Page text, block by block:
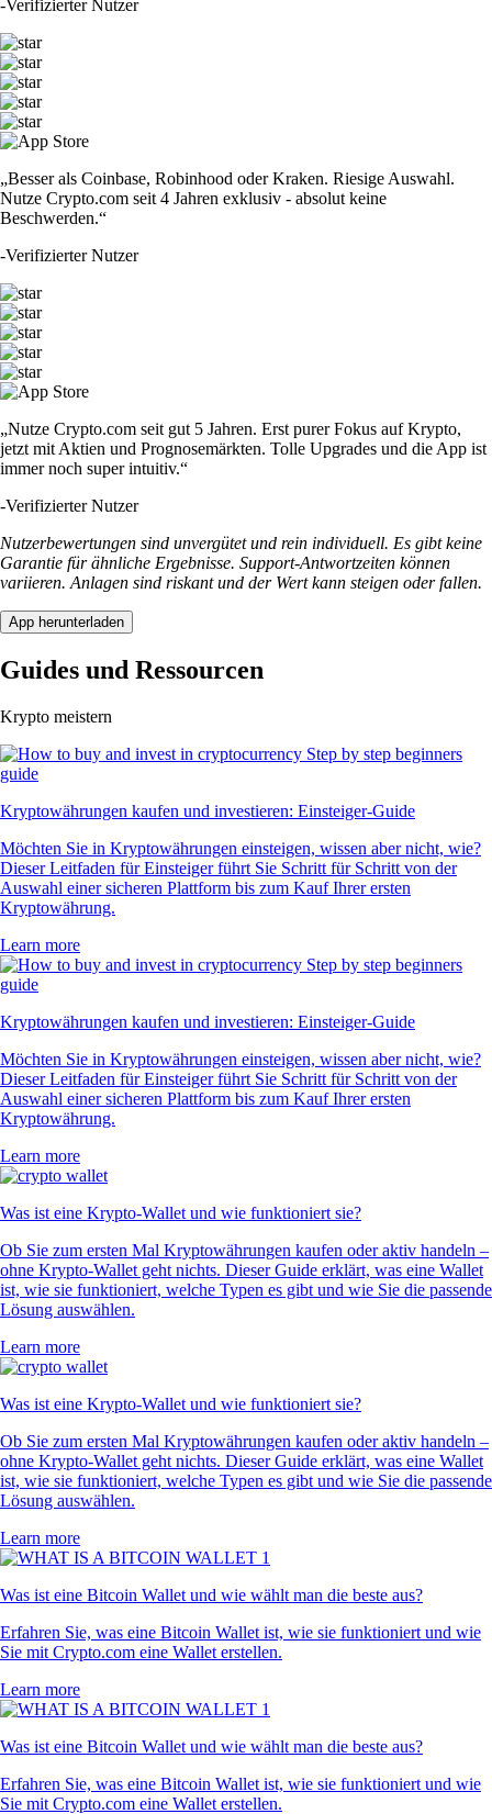
-Verifizierter Nutzer
„Besser als Coinbase, Robinhood oder Kraken. Riesige Auswahl.
Nutze Crypto.com seit 4 Jahren exklusiv - absolut keine
Beschwerden.“
-Verifizierter Nutzer
„Nutze Crypto.com seit gut 5 Jahren. Erst purer Fokus auf Krypto,
jetzt mit Aktien und Prognosemärkten. Tolle Upgrades und die App ist
immer noch super intuitiv.“
-Verifizierter Nutzer
Nutzerbewertungen sind unvergütet und rein individuell. Es gibt keine
Garantie für ähnliche Ergebnisse. Support-Antwortzeiten können
variieren. Anlagen sind riskant und der Wert kann steigen oder fallen.
App herunterladen
Guides und Ressourcen
Krypto meistern
Kryptowährungen kaufen und investieren: Einsteiger-Guide
Möchten Sie in Kryptowährungen einsteigen, wissen aber nicht, wie?
Dieser Leitfaden für Einsteiger führt Sie Schritt für Schritt von der
Auswahl einer sicheren Plattform bis zum Kauf Ihrer ersten
Kryptowährung.
Learn more
Kryptowährungen kaufen und investieren: Einsteiger-Guide
Möchten Sie in Kryptowährungen einsteigen, wissen aber nicht, wie?
Dieser Leitfaden für Einsteiger führt Sie Schritt für Schritt von der
Auswahl einer sicheren Plattform bis zum Kauf Ihrer ersten
Kryptowährung.
Learn more
Was ist eine Krypto-Wallet und wie funktioniert sie?
Ob Sie zum ersten Mal Kryptowährungen kaufen oder aktiv handeln –
ohne Krypto-Wallet geht nichts. Dieser Guide erklärt, was eine Wallet
ist, wie sie funktioniert, welche Typen es gibt und wie Sie die passende
Lösung auswählen.
Learn more
Was ist eine Krypto-Wallet und wie funktioniert sie?
Ob Sie zum ersten Mal Kryptowährungen kaufen oder aktiv handeln –
ohne Krypto-Wallet geht nichts. Dieser Guide erklärt, was eine Wallet
ist, wie sie funktioniert, welche Typen es gibt und wie Sie die passende
Lösung auswählen.
Learn more
Was ist eine Bitcoin Wallet und wie wählt man die beste aus?
Erfahren Sie, was eine Bitcoin Wallet ist, wie sie funktioniert und wie
Sie mit Crypto.com eine Wallet erstellen.
Learn more
Was ist eine Bitcoin Wallet und wie wählt man die beste aus?
Erfahren Sie, was eine Bitcoin Wallet ist, wie sie funktioniert und wie
Sie mit Crypto.com eine Wallet erstellen.